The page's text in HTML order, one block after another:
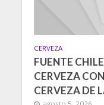
CERVEZA
FUENTE
CERVEZA
CERVEZA DE